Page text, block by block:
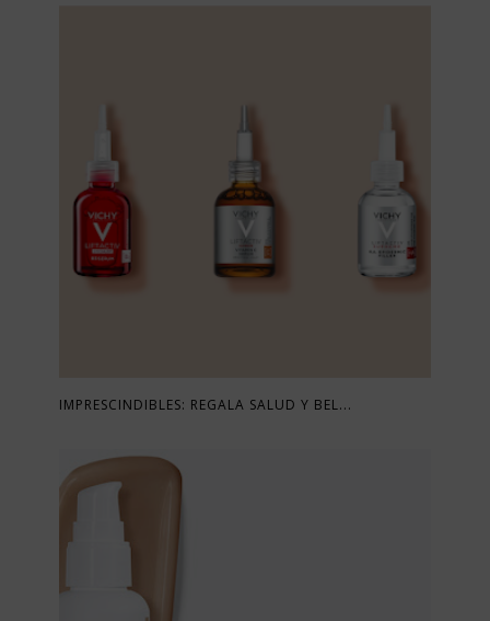
IMPRESCINDIBLES: REGALA SALUD Y BEL...